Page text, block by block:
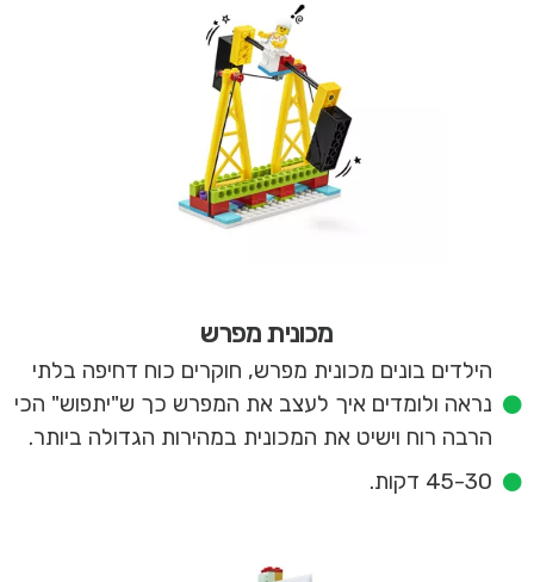
מכונית מפרש
הילדים בונים מכונית מפרש, חוקרים כוח דחיפה בלתי
נראה ולומדים איך לעצב את המפרש כך ש"יתפוש" הכי
הרבה רוח וישיט את המכונית במהירות הגדולה ביותר.
45-30 דקות.